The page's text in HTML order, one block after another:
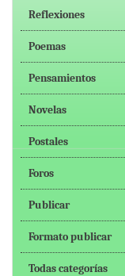
Reflexiones
Poemas
Pensamientos
Novelas
Postales
Foros
Publicar
Formato publicar
Todas categorías